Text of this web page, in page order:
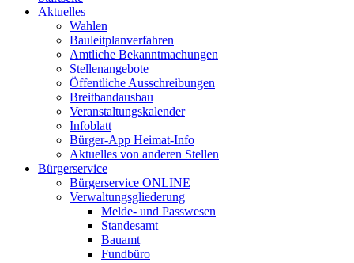
Aktuelles
Wahlen
Bauleitplanverfahren
Amtliche Bekanntmachungen
Stellenangebote
Öffentliche Ausschreibungen
Breitbandausbau
Veranstaltungskalender
Infoblatt
Bürger-App Heimat-Info
Aktuelles von anderen Stellen
Bürgerservice
Bürgerservice ONLINE
Verwaltungsgliederung
Melde- und Passwesen
Standesamt
Bauamt
Fundbüro